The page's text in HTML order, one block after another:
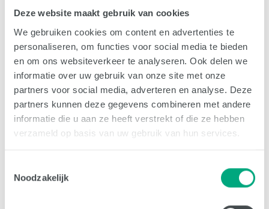
Deze website maakt gebruik van cookies
We gebruiken cookies om content en advertenties te
personaliseren, om functies voor social media te bieden
en om ons websiteverkeer te analyseren. Ook delen we
informatie over uw gebruik van onze site met onze
partners voor social media, adverteren en analyse. Deze
partners kunnen deze gegevens combineren met andere
informatie die u aan ze heeft verstrekt of die ze hebben
verzameld op basis van uw gebruik van hun services.
Noodzakelijk
Waarmee helpt u deze soort?
Het aanbieden van nestgelegenheid is een
belangrijke beschermingsmaatregel voor
spreeuwen. Denk aan nestkasten in bomen of
ouderwetse spreeuwenpotten tegen de gevel.
Golfbanen en voetbalverenigingen kunnen de hulp
inroepen van spreeuwen in het bestrijden van
emelten die de grasmat kaal vreten. Plaats
daarvoor nestkasten op het terrein.
nestholtes (en fijne rustplek en uitkijk) en
bloemrijke bermen en veldjes, waar ze naar eten